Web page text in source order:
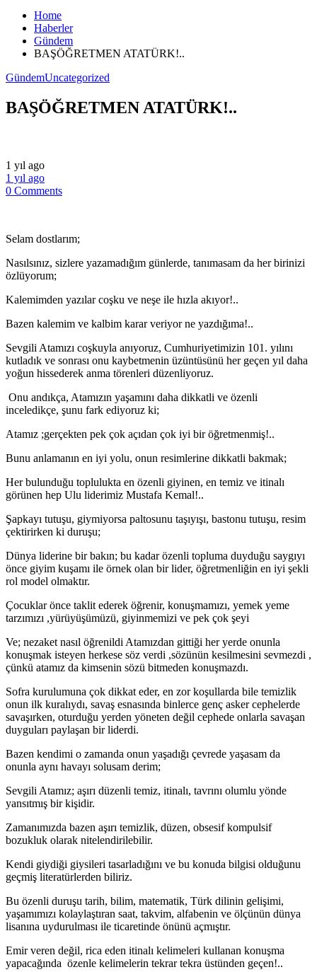
Home
Haberler
Gündem
BAŞÖĞRETMEN ATATÜRK!..
GündemUncategorized
BAŞÖĞRETMEN ATATÜRK!..
1 yıl ago
1 yıl ago
0 Comments
Selam dostlarım;
Nasılsınız, sizlere yazamadığım günlerde, tanımasam da her birinizi
özlüyorum;
Kalemimden yazılar coşku ve neşe ile hızla akıyor!..
Bazen kalemim ve kalbim karar veriyor ne yazdığıma!..
Sevgili Atamızı coşkuyla anıyoruz, Cumhuriyetimizin 101. yılını
kutladık ve sonrası onu kaybetmenin üzüntüsünü her geçen yıl daha
yoğun hissederek anma törenleri düzenliyoruz.
Onu andıkça, Atamızın yaşamını daha dikkatli ve özenli
inceledikçe, şunu fark ediyoruz ki;
Atamız ;gerçekten pek çok açıdan çok iyi bir öğretmenmiş!..
Bunu anlamanın en iyi yolu, onun resimlerine dikkatli bakmak;
Her bulunduğu toplulukta en özenli giyinen, en temiz ve itinalı
görünen hep Ulu liderimiz Mustafa Kemal!..
Şapkayı tutuşu, giymiyorsa paltosunu taşıyışı, bastonu tutuşu, resim
çektirirken ki duruşu;
Dünya liderine bir bakın; bu kadar özenli topluma duyduğu saygıyı
önce giyim kuşamı ile örnek olan bir lider, öğretmenliğin en iyi şekli
rol model olmaktır.
Çocuklar önce taklit ederek öğrenir, konuşmamızı, yemek yeme
tarzımızı ,yürüyüşümüzü, giyinmemizi ve pek çok şeyi
Ve; nezaket nasıl öğrenildi Atamızdan gittiği her yerde onunla
konuşmak isteyen herkese söz verdi ,sözünün kesilmesini sevmezdi ,
çünkü atamız da kimsenin sözü bitmeden konuşmazdı.
Sofra kurulumuna çok dikkat eder, en zor koşullarda bile temizlik
onun ilk kuralıydı, savaş esnasında binlerce genç asker cephelerde
savaşırken, oturduğu yerden yöneten değil cephede onlarla savaşan
duyguları paylaşan bir liderdi.
Bazen kendimi o zamanda onun yaşadığı çevrede yaşasam da
onunla aynı havayı solusam derim;
Sevgili Atamız; aşırı düzenli temiz, itinalı, tavrını olumlu yönde
yansıtmış bir kişidir.
Zamanımızda bazen aşırı temizlik, düzen, obsesif kompulsif
bozukluk olarak nitelendirilebilir.
Kendi giydiği giysileri tasarladığını ve bu konuda bilgisi olduğunu
geçmiş literatürlerden biliriz.
Bu özenli duruşu tarih, bilim, matematik, Türk dilinin gelişimi,
yaşamımızı kolaylaştıran saat, takvim, alfabenin ve ölçünün dünya
lisanına uydurulması ile ticaretinde önünü açmıştır.
Emir veren değil, rica eden itinalı kelimeleri kullanan konuşma
yapacağında özenle kelimelerin tekrar tekra üstünden geçen!..